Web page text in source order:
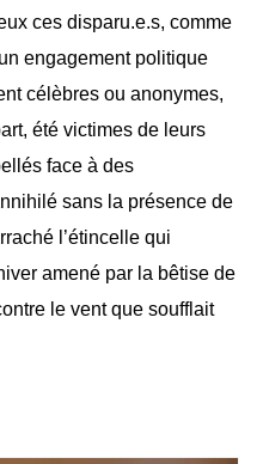
ces disparu.e.s, comme
engagement politique
célèbres ou anonymes,
été victimes de leurs
face à des
sans la présence de
l’étincelle qui
amené par la bêtise de
le vent que soufflait